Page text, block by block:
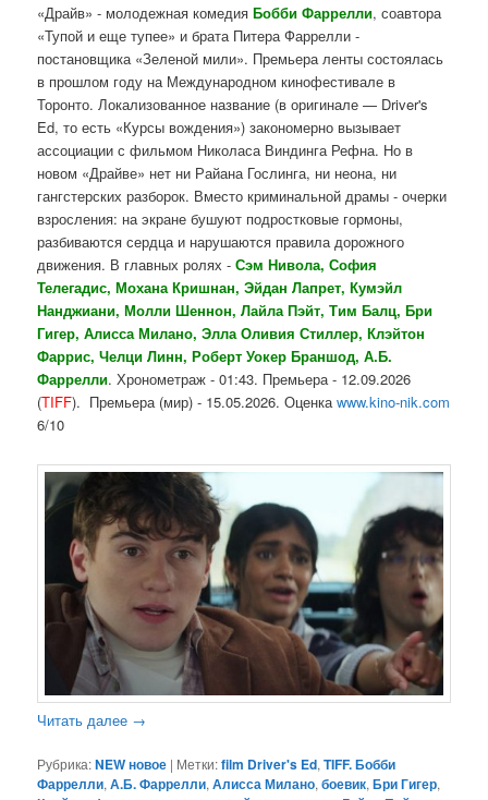
«Драйв» - молодежная комедияБобби Фаррелли, соавтора
«Тупой и еще тупее» и брата Питера Фаррелли -
постановщика «Зеленой мили». Премьера ленты состоялась
в прошлом году на Международном кинофестивале в
Торонто. Локализованное название (в оригинале — Driver's
Ed, то есть «Курсы вождения») закономерно вызывает
ассоциации с фильмом Николаса Виндинга Рефна. Но в
новом «Драйве» нет ни Райана Гослинга, ни неона, ни
гангстерских разборок. Вместо криминальной драмы - очерки
взросления: на экране бушуют подростковые гормоны,
разбиваются сердца и нарушаются правила дорожного
движения. В главных ролях -Сэм Нивола, София
Телегадис, Мохана Кришнан, Эйдан Лапрет, Кумэйл
Нанджиани, Молли Шеннон, Лайла Пэйт, Тим Балц, Бри
Гигер, Алисса Милано, Элла Оливия Стиллер, Клэйтон
Фаррис, Челци Линн, Роберт Уокер Браншод, А.Б.
Фаррелли. Хронометраж - 01:43. Премьера - 12.09.2026
(TIFF). Премьера (мир) - 15.05.2026. Оценкаwww.kino-nik.com
6/10
Читать далее →
Рубрика:NEW новое | Метки:film Driver's Ed,TIFF. Бобби
Фаррелли,А.Б. Фаррелли,Алисса Милано,боевик,Бри Гигер,